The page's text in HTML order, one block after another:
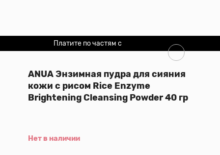
Платите по частям с
ANUA Энзимная пудра для сияния
кожи с рисом Rice Enzyme
Brightening Cleansing Powder 40 гр
Нет в наличии